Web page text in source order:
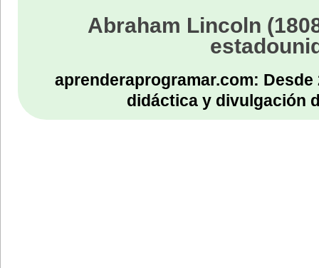
Abraham Lincoln
aprenderaprogramar.com:
didáctica y divulgación